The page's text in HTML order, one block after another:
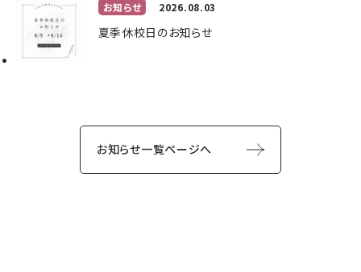
お知らせ 2026.08.03
夏季休校日のお知らせ
お知らせ一覧ページへ